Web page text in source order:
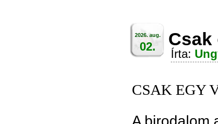
2026. aug.
02. Csak
Írta:
CSAK EGY